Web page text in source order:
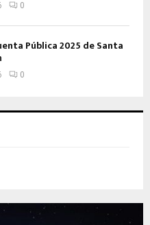
0
Pública 2025 de Santa
0